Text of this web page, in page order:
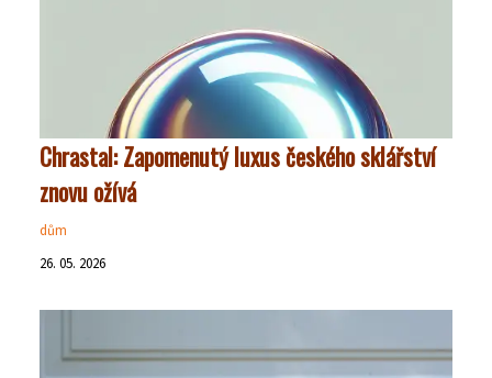
Chrastal: Zapomenutý luxus českého sklářství
znovu ožívá
dům
26. 05. 2026